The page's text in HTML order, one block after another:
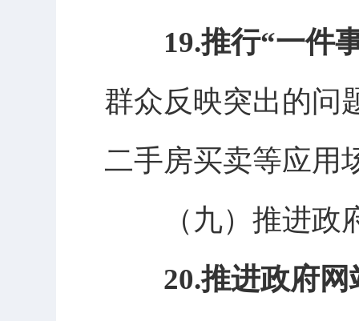
19.推行“一件
群众反映突出的问
二手房买卖等应用
（九） 推进政
20.推进政府